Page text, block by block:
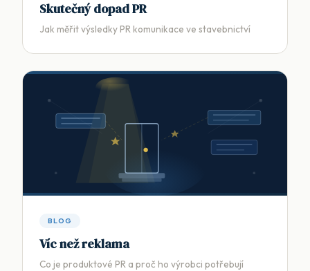
Skutečný dopad PR
Jak měřit výsledky PR komunikace ve stavebnictví
BLOG
Víc než reklama
Co je produktové PR a proč ho výrobci potřebují